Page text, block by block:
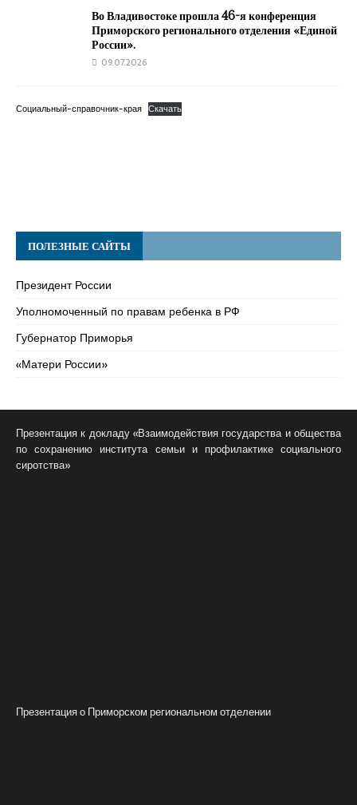
Во Владивостоке прошла 46-я конференция
Приморского регионального отделения «Единой
России».
09.07.2026
Социальный-справочник-края Скачать
ПОЛЕЗНЫЕ САЙТЫ
Президент России
Уполномоченный по правам ребенка в РФ
Губернатор Приморья
«Матери России»
Презентация к докладу «Взаимодействия государства и общества
по сохранению института семьи и профилактике социального
сиротства»
Презентация о Приморском региональном отделении